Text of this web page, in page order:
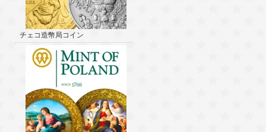
チェコ造幣局コイン